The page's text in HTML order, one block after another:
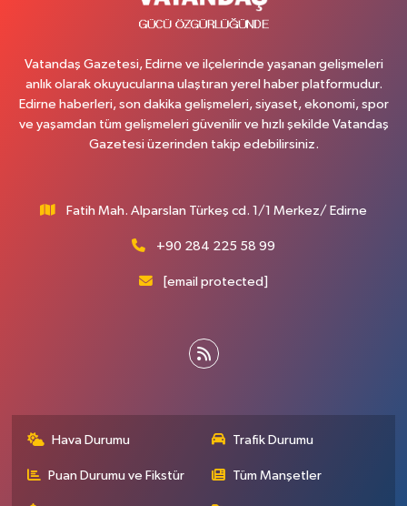
Vatandaş Gazetesi, Edirne ve ilçelerinde yaşanan gelişmeleri
anlık olarak okuyucularına ulaştıran yerel haber platformudur.
Edirne haberleri, son dakika gelişmeleri, siyaset, ekonomi, spor
ve yaşamdan tüm gelişmeleri güvenilir ve hızlı şekilde Vatandaş
Gazetesi üzerinden takip edebilirsiniz.
Fatih Mah. Alparslan Türkeş cd. 1/1 Merkez/ Edirne
+90 284 225 58 99
[email protected]
Hava Durumu Trafik Durumu
Puan Durumu ve Fikstür Tüm Manşetler